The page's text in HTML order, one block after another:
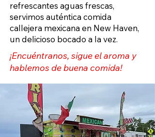
refrescantes aguas frescas,
servimos auténtica comida
callejera mexicana en New Haven,
un delicioso bocado a la vez.
¡Encuéntranos, sigue el aroma y
hablemos de buena comida!